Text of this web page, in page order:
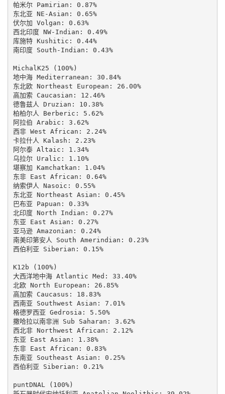
帕米尔 Pamirian: 0.87%
东北亚 NE-Asian: 0.65%
伏尔加 Volgan: 0.63%
西北印度 NW-Indian: 0.49%
库施特 Kushitic: 0.44%
南印度 South-Indian: 0.43%
MichalK25 (100%)
地中海 Mediterranean: 30.84%
东北欧 Northeast European: 26.00%
高加索 Caucasian: 12.46%
德鲁兹人 Druzian: 10.38%
柏柏尔人 Berberic: 5.62%
阿拉伯 Arabic: 3.62%
西非 West African: 2.24%
卡拉什人 Kalash: 2.23%
阿尔泰 Altaic: 1.34%
乌拉尔 Uralic: 1.10%
堪察加 Kamchatkan: 1.04%
东非 East African: 0.64%
纳索伊人 Nasoic: 0.55%
东北亚 Northeast Asian: 0.45%
巴布亚 Papuan: 0.33%
北印度 North Indian: 0.27%
东亚 East Asian: 0.27%
亚马逊 Amazonian: 0.24%
南美印第安人 South Amerindian: 0.23%
西伯利亚 Siberian: 0.15%
K12b (100%)
大西洋地中海 Atlantic Med: 33.40%
北欧 North European: 26.85%
高加索 Caucasus: 18.83%
西南亚 Southwest Asian: 7.01%
格德罗西亚 Gedrosia: 5.50%
撒哈拉以南非洲 Sub Saharan: 3.62%
西北非 Northwest African: 2.12%
东亚 East Asian: 1.38%
东非 East African: 0.83%
东南亚 Southeast Asian: 0.25%
西伯利亚 Siberian: 0.21%
puntDNAL (100%)